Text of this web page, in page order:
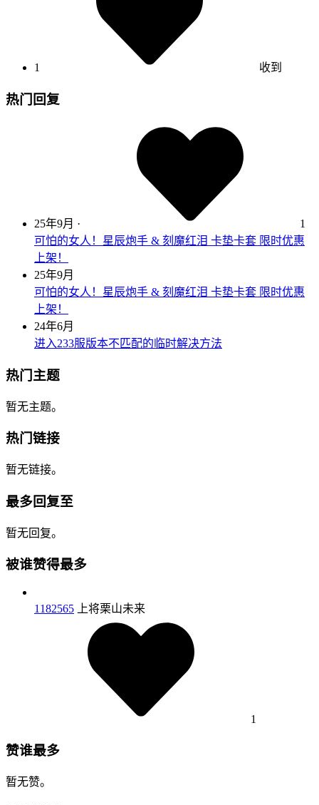
1 收到
热门回复
25年9月 ·
1
可怕的女人！星辰炮手 & 刻魔红泪 卡垫卡套 限时优惠
上架！
25年9月
可怕的女人！星辰炮手 & 刻魔红泪 卡垫卡套 限时优惠
上架！
24年6月
进入233服版本不匹配的临时解决方法
热门主题
暂无主题。
热门链接
暂无链接。
最多回复至
暂无回复。
被谁赞得最多
1182565 上将栗山未来
1
赞谁最多
暂无赞。